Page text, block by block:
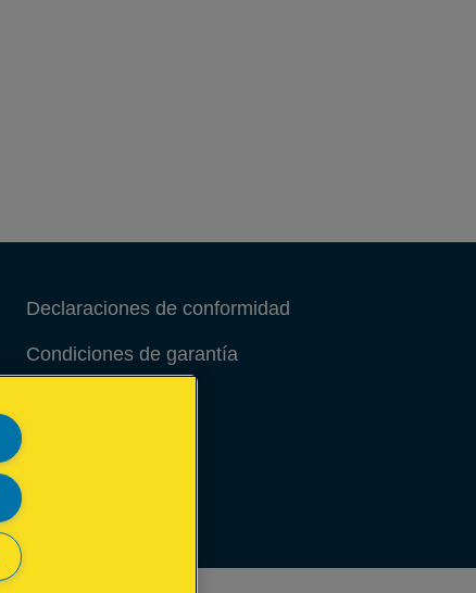
Declaraciones de conformidad
Condiciones de garantía